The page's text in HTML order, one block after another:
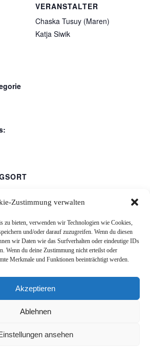
Zustimmung verwalten
zu bieten, verwenden wir Technologien wie Cookies,
und/oder darauf zuzugreifen. Wenn du diesen
wir Daten wie das Surfverhalten oder eindeutige IDs
Wenn du deine Zustimmung nicht erteilst oder
Merkmale und Funktionen beeinträchtigt werden.
Akzeptieren
Ablehnen
ansehen
Google Karte anzeigen
VERANSTALTER
Chaska Tusuy (Maren)
Katja Siwik
Frauenkreis
von ThemeGrill. Powered by